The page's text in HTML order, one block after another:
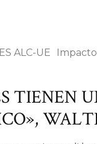
ALC-UE
TIENEN